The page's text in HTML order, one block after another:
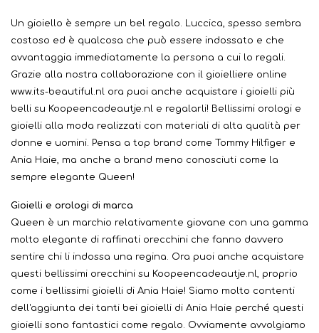
Un gioiello è sempre un bel regalo. Luccica, spesso sembra
costoso ed è qualcosa che può essere indossato e che
avvantaggia immediatamente la persona a cui lo regali.
Grazie alla nostra collaborazione con il gioielliere online
www.its-beautiful.nl ora puoi anche acquistare i gioielli più
belli su Koopeencadeautje.nl e regalarli! Bellissimi orologi e
gioielli alla moda realizzati con materiali di alta qualità per
donne e uomini. Pensa a top brand come Tommy Hilfiger e
Ania Haie, ma anche a brand meno conosciuti come la
sempre elegante Queen!
Gioielli e orologi di marca
Queen è un marchio relativamente giovane con una gamma
molto elegante di raffinati orecchini che fanno davvero
sentire chi li indossa una regina. Ora puoi anche acquistare
questi bellissimi orecchini su Koopeencadeautje.nl, proprio
come i bellissimi gioielli di Ania Haie! Siamo molto contenti
dell'aggiunta dei tanti bei gioielli di Ania Haie perché questi
gioielli sono fantastici come regalo. Ovviamente avvolgiamo